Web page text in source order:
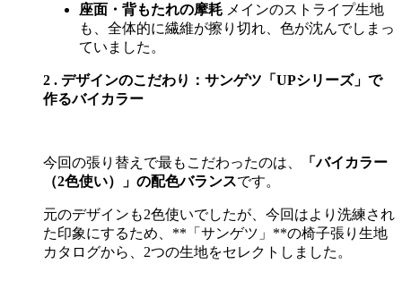
座面・背もたれの摩耗 メインのストライプ生地
も、全体的に繊維が擦り切れ、色が沈んでしまっ
ていました。
2 . デザインのこだわり：サンゲツ「 UPシリーズ」で
作るバイカラー
今回の張り替えで最もこだわったのは、
「バイカラー
（2色使い）」の配色バランスです。
元のデザインも2色使いでしたが、今回はより洗練され
た印象にするため、 ** 「サンゲツ」 **の椅子張り生地
カタログから、 2つの生地をセレクトしました。